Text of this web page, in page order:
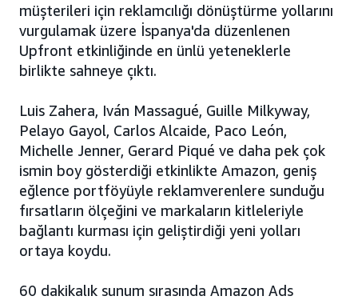
müşterileri için reklamcılığı dönüştürme yollarını
vurgulamak üzere İspanya'da düzenlenen
Upfront etkinliğinde en ünlü yeteneklerle
birlikte sahneye çıktı.
Luis Zahera, Iván Massagué, Guille Milkyway,
Pelayo Gayol, Carlos Alcaide, Paco León,
Michelle Jenner, Gerard Piqué ve daha pek çok
ismin boy gösterdiği etkinlikte Amazon, geniş
eğlence portföyüyle reklamverenlere sunduğu
fırsatların ölçeğini ve markaların kitleleriyle
bağlantı kurması için geliştirdiği yeni yolları
ortaya koydu.
60 dakikalık sunum sırasında Amazon Ads